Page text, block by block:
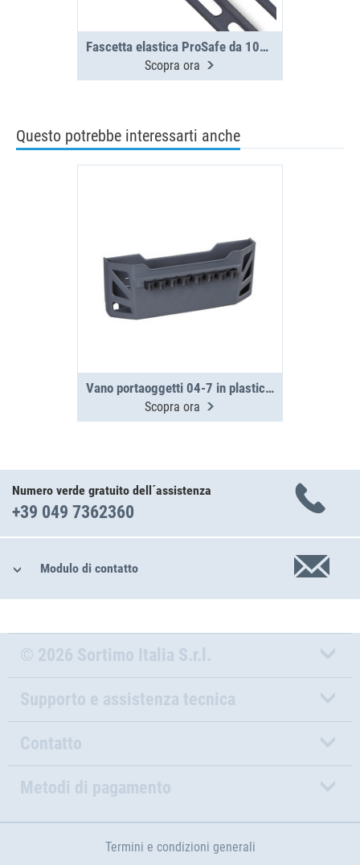
Fascetta elastica ProSafe da 1000 mm con 2 ganci
Scopra ora
Questo potrebbe interessarti anche
Vano portaoggetti 04-7 in plastica senza materiale di fissaggio
Scopra ora
Numero verde gratuito dell´assistenza
+39 049 7362360
Modulo di contatto
© 2026 Sortimo Italia S.r.l.
Supporto e assistenza tecnica
Contatto
Metodi di pagamento
Termini e condizioni generali